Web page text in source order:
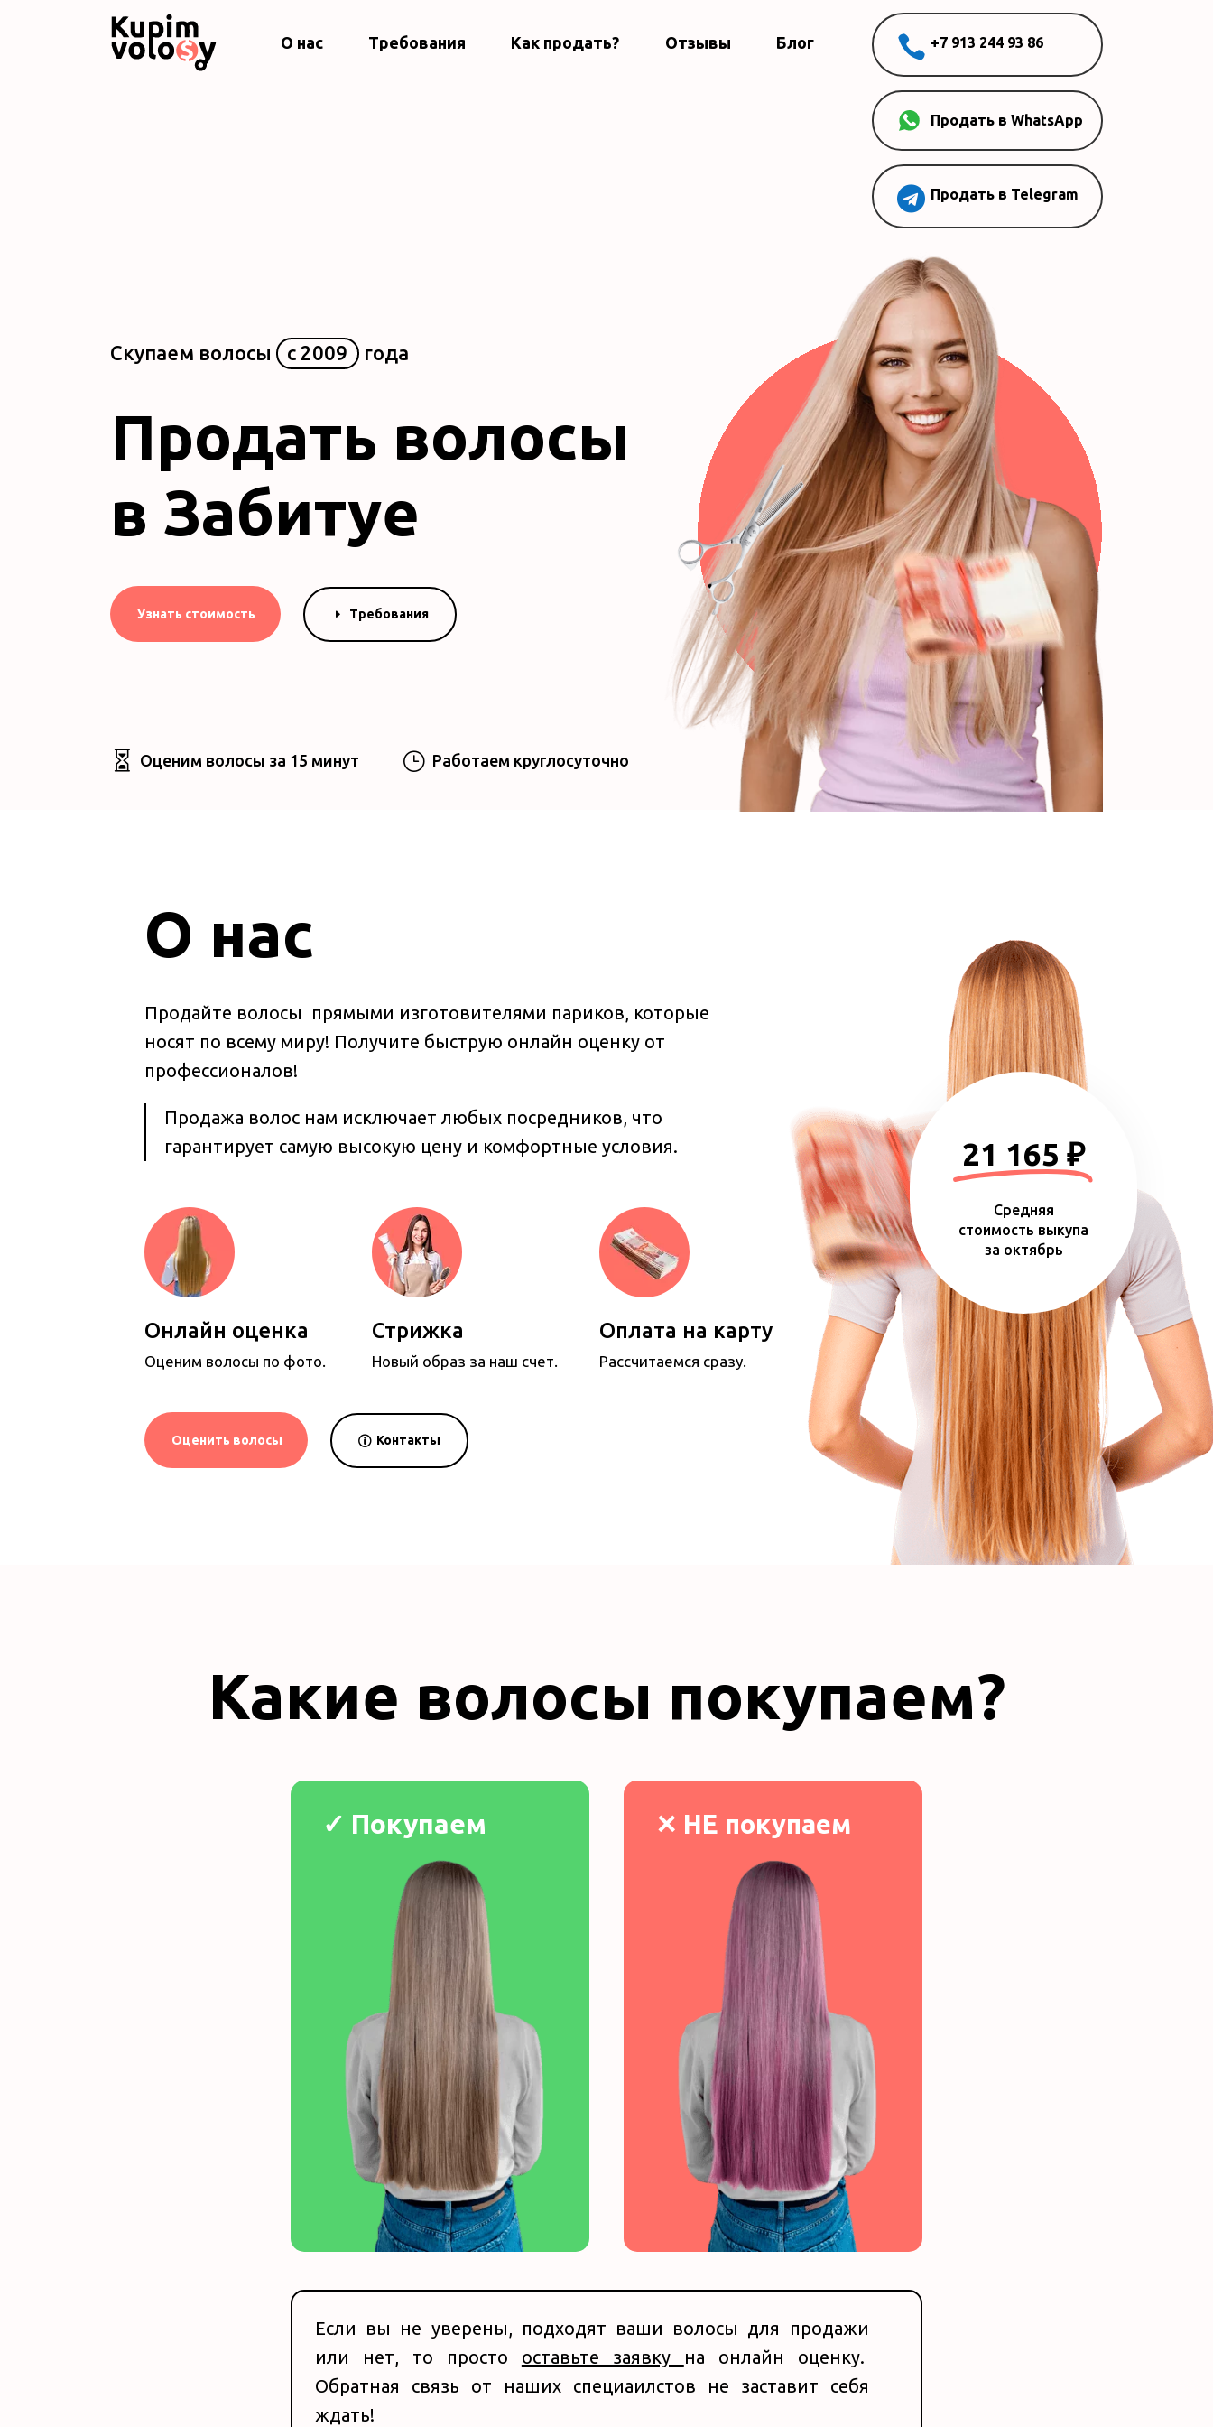
О нас Требования Как продать? Отзывы Блог  +7 913 244 93 86
Продать в WhatsApp
 Продать в Telegram
Скупаем волосы с 2009 года
Продать волосы
в Забитуе
Узнать стоимость Требования
 Оценим волосы за 15 минут } Работаем круглосуточно
О нас
Продайте волосы прямыми изготовителями париков, которые
носят по всему миру! Получите быструю онлайн оценку от
профессионалов!
Продажа волос нам исключает любых посредников, что
гарантирует самую высокую цену и комфортные условия.
Онлайн оценка
Оценим волосы по фото.
Стрижка
Новый образ за наш счет.
Оплата на карту
Рассчитаемся сразу.
Оценить волосы Контакты
21 165 ₽
Средняя
стоимость выкупа
за октябрь
Какие волосы покупаем?
✓ Покупаем ✕ НЕ покупаем
Если вы не уверены, подходят ваши волосы для продажи
или нет, то просто оставьте заявку на онлайн оценку.
Обратная связь от наших специаилстов не заставит себя
ждать!